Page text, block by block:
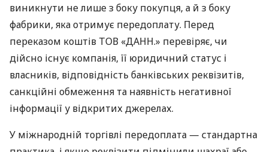
виникнути не лише з боку покупця, а й з боку
фабрики, яка отримує передоплату. Перед
переказом коштів ТОВ «ДАНН.» перевіряє, чи
дійсно існує компанія, її юридичний статус і
власників, відповідність банківських реквізитів,
санкційні обмеження та наявність негативної
інформації у відкритих джерелах.
У міжнародній торгівлі передоплата — стандартна